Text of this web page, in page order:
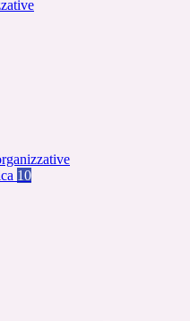
10